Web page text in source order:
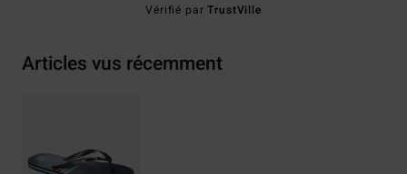
Vérifié parTrustVille
Articles vus récemment